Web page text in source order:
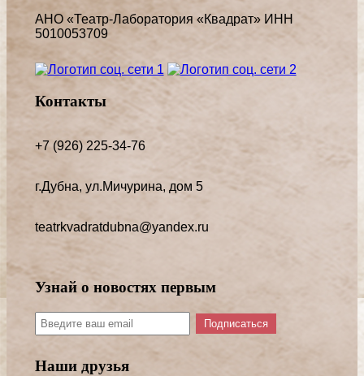
АНО «Театр-Лаборатория «Квадрат» ИНН
5010053709
Контакты
+7 (926) 225-34-76
г.Дубна, ул.Мичурина, дом 5
teatrkvadratdubna@yandex.ru
Узнай о новостях первым
Подписаться
Наши друзья